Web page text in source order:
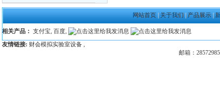
网站首页 关于我们 产品展示
相关产品： 支付宝, 百度,
友情链接: 财会模拟实验室设备 ,
邮箱：